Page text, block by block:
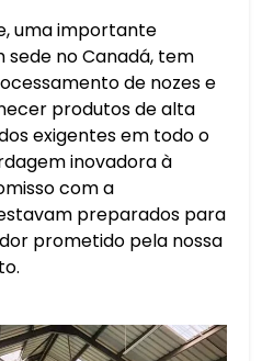
uma importante
no Canadá, tem
de nozes e
produtos de alta
exigentes em todo o
inovadora à
com a
preparados para
prometido pela nossa